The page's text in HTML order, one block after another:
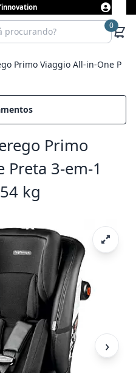
0
Primo Viaggio All-in-One
Primo
3-em-1
kg
›